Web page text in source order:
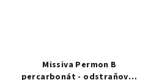
Missiva Permon B
percarbonát - odstraňovač